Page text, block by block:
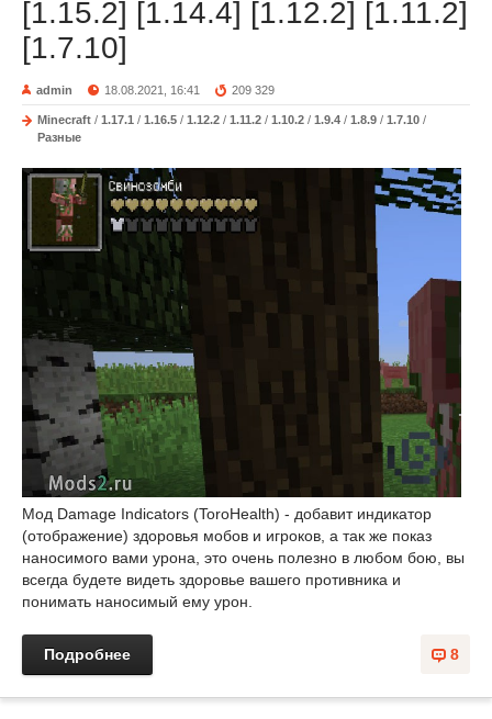
[1.15.2] [1.14.4] [1.12.2] [1.11.2]
[1.7.10]
admin 18.08.2021, 16:41 209 329
Minecraft / 1.17.1 / 1.16.5 / 1.12.2 / 1.11.2 / 1.10.2 / 1.9.4 / 1.8.9 / 1.7.10 /
Разные
Мод Damage Indicators (ToroHealth) - добавит индикатор
(отображение) здоровья мобов и игроков, а так же показ
наносимого вами урона, это очень полезно в любом бою, вы
всегда будете видеть здоровье вашего противника и
понимать наносимый ему урон.
8
Подробнее